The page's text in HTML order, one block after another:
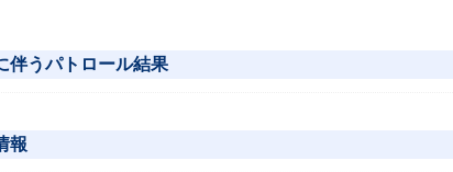
伴うパトロール結果
報